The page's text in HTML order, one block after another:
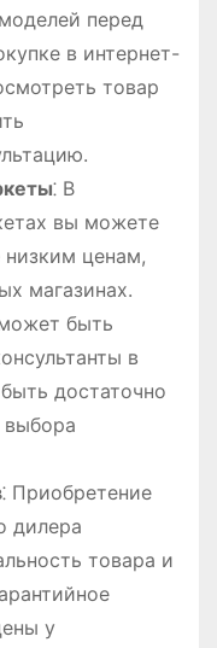
перед
в интернет-
товар
⁚ В
вы можете
низким ценам,
магазинах.
быть
в
достаточно
выбора
⁚ Приобретение
дилера
товара и
у